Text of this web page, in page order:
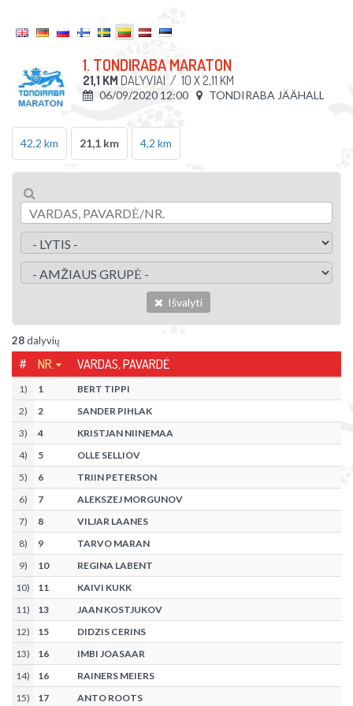
1. TONDIRABA MARATON
21,1 KM DALYVIAI / 10 X 2,11 KM
06/09/2020 12:00 TONDIRABA JÄÄHALL
42,2 km 21,1 km 4,2 km
Išvalyti
28dalyvių
# NR. VARDAS, PAVARDĖ
1) 1
BERT TIPPI
2) 2
SANDER PIHLAK
3) 4
KRISTJAN NIINEMAA
4) 5
OLLE SELLIOV
5) 6
TRIIN PETERSON
6) 7
ALEKSZEJ MORGUNOV
7) 8
VILJAR LAANES
8) 9
TARVO MARAN
9) 10
REGINA LABENT
10) 11
KAIVI KUKK
11) 13
JAAN KOSTJUKOV
12) 15
DIDZIS CERINS
13) 16
IMBI JOASAAR
14) 16
RAINERS MEIERS
15) 17 ANTO ROOTS